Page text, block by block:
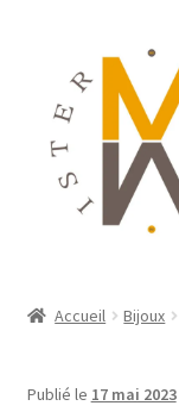
Accueil Bijoux
Publié le 17 mai 2023